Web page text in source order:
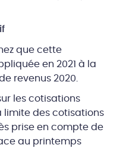
que cette
en 2021 à la
revenus 2020.
les cotisations
limite des cotisations
prise en compte de
au printemps